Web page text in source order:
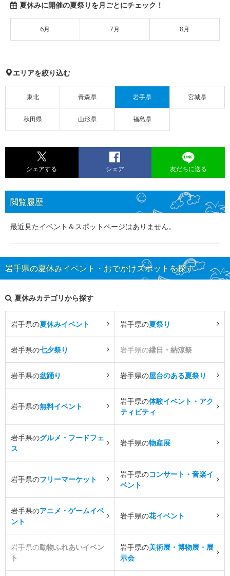
夏休みに開催の夏祭りを月ごとにチェック！
6月 7月 8月
エリアを絞り込む
東北 青森県 岩手県 宮城県
秋田県 山形県 福島県
シェアする シェア 友だちに送る
閲覧履歴
最近見たイベント＆スポットページはありません。
岩手県の夏休みイベント・おでかけスポットを探す
夏休みカテゴリから探す
岩手県の夏休みイベント 岩手県の夏祭り
岩手県の七夕祭り 岩手県の縁日・納涼祭
岩手県の盆踊り 岩手県の屋台のある夏祭り
岩手県の無料イベント
岩手県の体験イベント・アク
ティビティ
岩手県のグルメ・フードフェ
ス
岩手県の物産展
岩手県のフリーマーケット
岩手県のコンサート・音楽イ
ベント
岩手県のアニメ・ゲームイベ
ント
岩手県の花イベント
岩手県の動物ふれあいイベン
ト
岩手県の美術展・博物展・展
示会